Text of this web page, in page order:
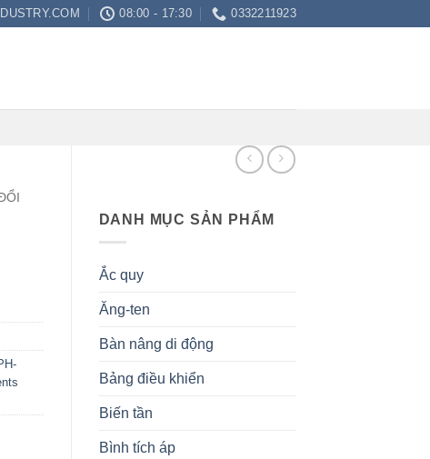
08:00 - 17:30 0332211923
DANH MỤC SẢN PHẨM
Ắc quy
Ăng-ten
Bàn nâng di động
Bảng điều khiển
Biến tần
Bình tích áp